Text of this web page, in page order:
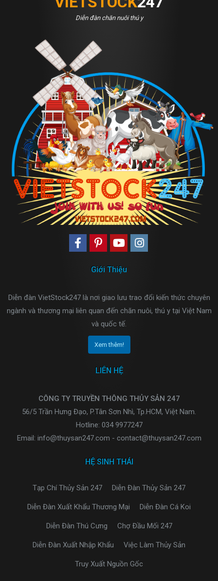
Diễn đàn chăn nuôi thú y
Giới Thiệu
Diễn đàn VietStock247 là nơi giao lưu trao đổi kiến thức chuyên
ngành và thương mại liên quan đến chăn nuôi, thú y tại Việt Nam
và quốc tế.
Xem thêm!
LIÊN HỆ
CÔNG TY TRUYỀN THÔNG THỦY SẢN 247
56/5 Trần Hưng Đạo, P.Tân Sơn Nhì, Tp.HCM, Việt Nam.
Hotline: 034 9977247
Email: info@thuysan247.com - contact@thuysan247.com
HỆ SINH THÁI
Tạp Chí Thủy Sản 247 Diễn Đàn Thủy Sản 247
Diễn Đàn Xuất Khẩu Thương Mại Diễn Đàn Cá Koi
Diễn Đàn Thú Cưng Chợ Đầu Mối 247
Diễn Đàn Xuất Nhập Khẩu Việc Làm Thủy Sản
Truy Xuất Nguồn Gốc